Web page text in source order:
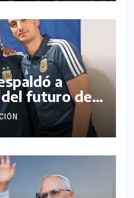
a
del futuro de